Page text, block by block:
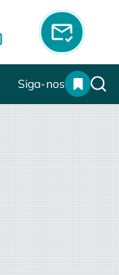
Siga-nos